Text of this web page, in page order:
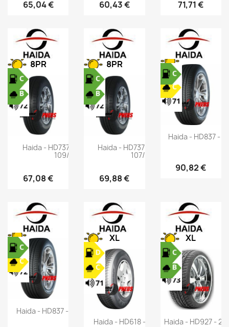
65,04 € 60,43 € 71,71 €
8PR
Haida - HD737 - 215/70 R15C
109/107R
67,08 €
8PR
Haida - HD737 - 205/65 R16C
107/105T
69,88 €
Haida - HD837 -
90,82 €
Haida - HD837 - 265/70 R17 115T
XL
Haida - HD618 - 175/80 R14 92S
XL
Haida - HD927 -